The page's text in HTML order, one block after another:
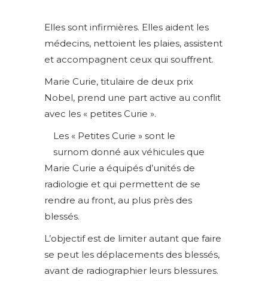
Elles sont infirmières. Elles aident les
médecins, nettoient les plaies, assistent
et accompagnent ceux qui souffrent.
Marie Curie, titulaire de deux prix
Nobel, prend une part active au conflit
avec les « petites Curie ».
Les « Petites Curie » sont le
surnom donné aux véhicules que
Marie Curie a équipés d’unités de
radiologie et qui permettent de se
rendre au front, au plus près des
blessés.
L’objectif est de limiter autant que faire
se peut les déplacements des blessés,
avant de radiographier leurs blessures.